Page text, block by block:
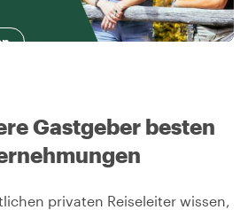
Gastgeber besten
privaten Reiseleiter wissen,